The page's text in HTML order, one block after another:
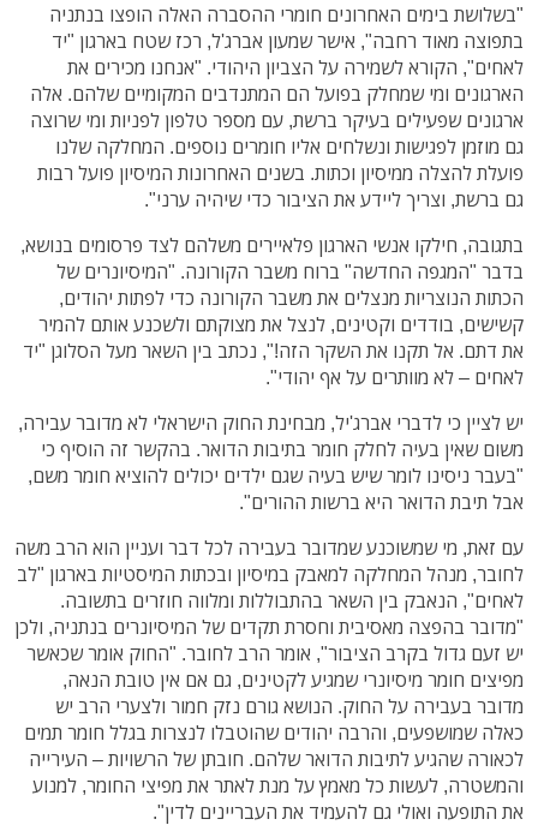
"בשלושת בימים האחרונים חומרי ההסברה האלה הופצו בנתניה
בתפוצה מאוד רחבה", אישר שמעון אברג'ל, רכז שטח בארגון "יד
לאחים", הקורא לשמירה על הצביון היהודי. "אנחנו מכירים את
הארגונים ומי שמחלק בפועל הם המתנדבים המקומיים שלהם. אלה
ארגונים שפעילים בעיקר ברשת, עם מספר טלפון לפניות ומי שרוצה
גם מוזמן לפגישות ונשלחים אליו חומרים נוספים. המחלקה שלנו
פועלת להצלה ממיסיון וכתות. בשנים האחרונות המיסיון פועל רבות
גם ברשת, וצריך ליידע את הציבור כדי שיהיה ערני".
בתגובה, חילקו אנשי הארגון פלאיירים משלהם לצד פרסומים בנושא,
בדבר "המגפה החדשה" ברוח משבר הקורונה. "המיסיונרים של
הכתות הנוצריות מנצלים את משבר הקורונה כדי לפתות יהודים,
קשישים, בודדים וקטינים, לנצל את מצוקתם ולשכנע אותם להמיר
את דתם. אל תקנו את השקר הזה!", נכתב בין השאר מעל הסלוגן "יד
לאחים – לא מוותרים על אף יהודי".
יש לציין כי לדברי אברג'יל, מבחינת החוק הישראלי לא מדובר עבירה,
משום שאין בעיה לחלק חומר בתיבות הדואר. בהקשר זה הוסיף כי
"בעבר ניסינו לומר שיש בעיה שגם ילדים יכולים להוציא חומר משם,
אבל תיבת הדואר היא ברשות ההורים".
עם זאת, מי שמשוכנע שמדובר בעבירה לכל דבר ועניין הוא הרב משה
לחובר, מנהל המחלקה למאבק במיסיון ובכתות המיסטיות בארגון "לב
לאחים", הנאבק בין השאר בהתבוללות ומלווה חוזרים בתשובה.
"מדובר בהפצה מאסיבית וחסרת תקדים של המיסיונרים בנתניה, ולכן
יש זעם גדול בקרב הציבור", אומר הרב לחובר. "החוק אומר שכאשר
מפיצים חומר מיסיונרי שמגיע לקטינים, גם אם אין טובת הנאה,
מדובר בעבירה על החוק. הנושא גורם נזק חמור ולצערי הרב יש
כאלה שמושפעים, והרבה יהודים שהוטבלו לנצרות בגלל חומר תמים
לכאורה שהגיע לתיבות הדואר שלהם. חובתן של הרשויות – העירייה
והמשטרה, לעשות כל מאמץ על מנת לאתר את מפיצי החומר, למנוע
את התופעה ואולי גם להעמיד את העבריינים לדין".